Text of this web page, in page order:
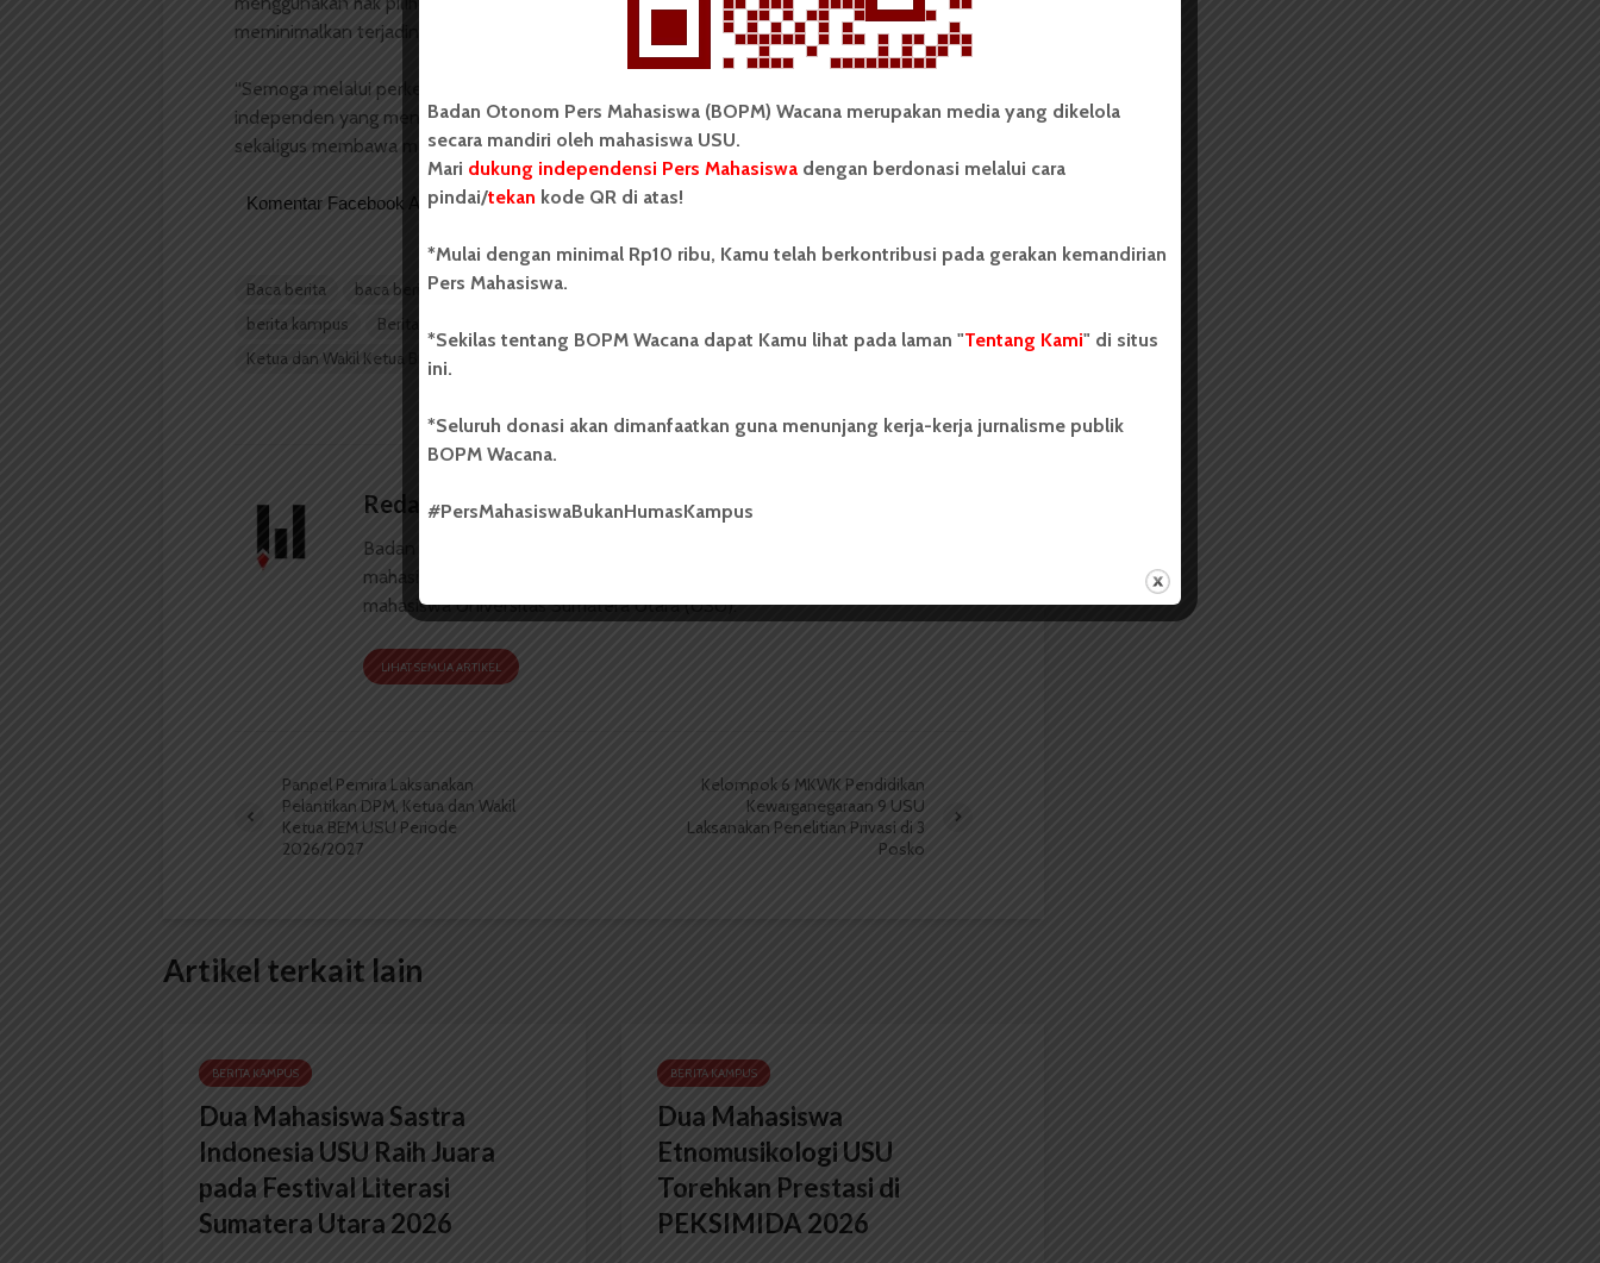
meminimalkan terjadinya.
​“Semoga melalui perkembangan ini, BEM Vokasi mampu berdiri sebagai lembaga
independen yang menampung aspirasi mahasiswa. Menjadi wadah yang berintegritas
sekaligus membawa manfaat nyata,” tuturnya.
Komentar Facebook Anda
Baca berita baca berita hari ini baca berita kampus
berita kampus
Berita Kampus USU
Ketua dan Wakil Ketua BEM Vokasi
Panpel Pemira Vokasi USU Pemira Vokasi USU
Redaksi
Badan Otonom Pers Mahasiswa (BOPM) Wacana merupakan pers
mahasiswa yang berdiri di luar kampus dan dikelola secara mandiri oleh
mahasiswa Universitas Sumatera Utara (USU).
LIHAT SEMUA ARTIKEL
Panpel Pemira Laksanakan
Pelantikan DPM, Ketua dan Wakil
Ketua BEM USU Periode
2026/2027
Kelompok 6 MKWK Pendidikan
Kewarganegaraan 9 USU
Laksanakan Penelitian Privasi di 3
Posko
Artikel terkait lain
BERITA KAMPUS
Dua Mahasiswa Sastra
Indonesia USU Raih Juara
pada Festival Literasi
Sumatera Utara 2026
BERITA KAMPUS
Dua Mahasiswa
Etnomusikologi USU
Torehkan Prestasi di
PEKSIMIDA 2026
Badan Otonom Pers Mahasiswa (BOPM) Wacana merupakan media yang dikelola
secara mandiri oleh mahasiswa USU.
Mari dukung independensi Pers Mahasiswa dengan berdonasi melalui cara
pindai/tekan kode QR di atas!
*Mulai dengan minimal Rp10 ribu, Kamu telah berkontribusi pada gerakan kemandirian
Pers Mahasiswa.
*Sekilas tentang BOPM Wacana dapat Kamu lihat pada laman "Tentang Kami" di situs
ini.
*Seluruh donasi akan dimanfaatkan guna menunjang kerja-kerja jurnalisme publik
BOPM Wacana.
#PersMahasiswaBukanHumasKampus